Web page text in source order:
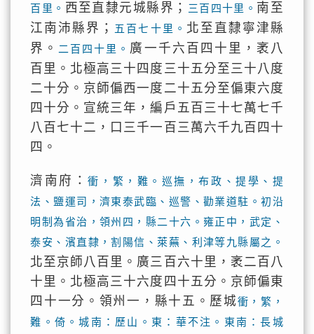
百里。 西至直隸元城縣界； 三百四十里。 南至
江南沛縣界； 五百七十里。 北至直隸寧津縣
界。二百四十里。 廣一千六百四十里，袤八
百里。北極高三十四度三十五分至三十八度
二十分。京師偏西一度二十五分至偏東六度
四十分。宣統三年，編戶五百三十七萬七千
八百七十二，口三千一百三萬六千九百四十
四。
濟南府：衝，繁，難。巡撫，布政、提學、提
法、鹽運司，濟東泰武臨、巡警、勸業道駐。初沿
明制為省治，領州四，縣二十六。雍正中，武定、
泰安、濱直隸，割陽信、萊蕪、利津等九縣屬之。
北至京師八百里。廣三百六十里，袤二百八
十里。北極高三十六度四十五分。京師偏東
四十一分。領州一，縣十五。歷城衝，繁，
難。倚。城南：歷山。東：華不注。東南：長城